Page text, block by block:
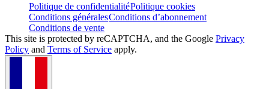
Politique de confidentialitéPolitique cookies
Conditions généralesConditions d’abonnement
Conditions de vente
This site is protected by reCAPTCHA, and the Google Privacy
Policy and Terms of Service apply.